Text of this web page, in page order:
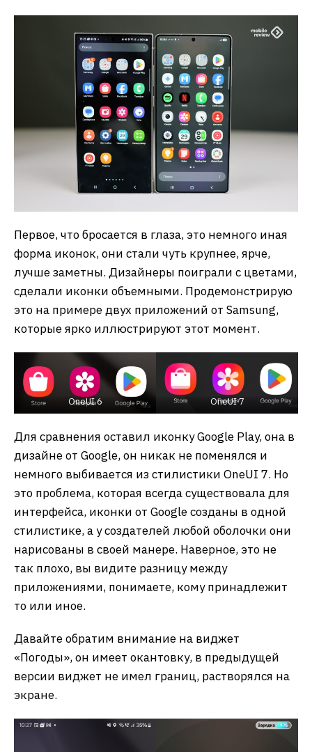
Первое, что бросается в глаза, это немного иная
форма иконок, они стали чуть крупнее, ярче,
лучше заметны. Дизайнеры поиграли с цветами,
сделали иконки объемными. Продемонстрирую
это на примере двух приложений от Samsung,
которые ярко иллюстрируют этот момент.
OneUI 6 OneUI 7
Для сравнения оставил иконку Google Play, она в
дизайне от Google, он никак не поменялся и
немного выбивается из стилистики OneUI 7. Но
это проблема, которая всегда существовала для
интерфейса, иконки от Google созданы в одной
стилистике, а у создателей любой оболочки они
нарисованы в своей манере. Наверное, это не
так плохо, вы видите разницу между
приложениями, понимаете, кому принадлежит
то или иное.
Давайте обратим внимание на виджет
«Погоды», он имеет окантовку, в предыдущей
версии виджет не имел границ, растворялся на
экране.